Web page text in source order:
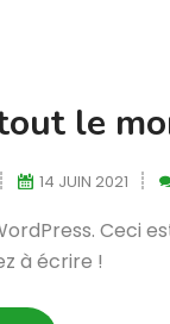
le
14 JUIN 2021
Ceci
à écrire !